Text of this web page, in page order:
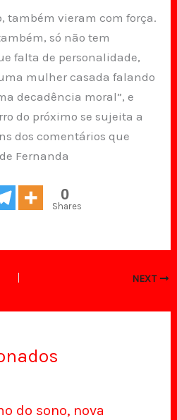
também vieram com força.
só não tem
falta de personalidade,
mulher casada falando
decadência moral”, e
do próximo se sujeita a
dos comentários que
Fernanda
0
Shares
NEXT
do sono, nova